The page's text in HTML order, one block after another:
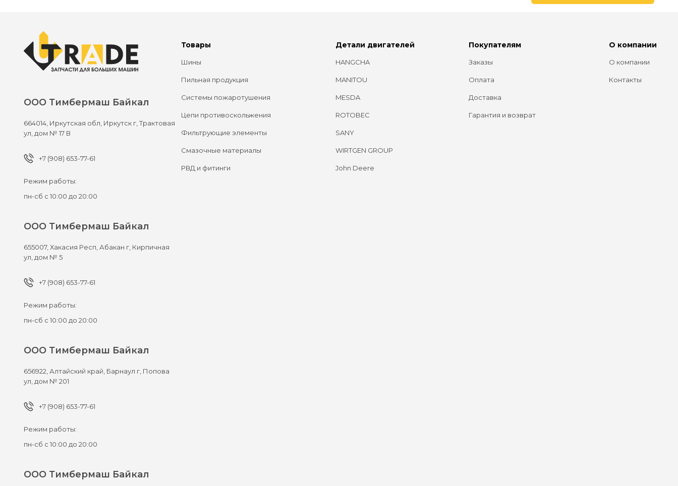
ООО Тимбермаш Байкал
664014, Иркутская обл, Иркутск г,Трактовая
ул, дом № 17 В
+7 (908) 653-77-61
Режим работы:
пн-сб с 10:00 до 20:00
ООО Тимбермаш Байкал
655007,Хакасия Респ, Абакан г, Кирпичная
ул, дом № 5
+7 (908) 653-77-61
Режим работы:
пн-сб с 10:00 до 20:00
ООО Тимбермаш Байкал
656922, Алтайский край, Барнаул г, Попова
ул, дом № 201
+7 (908) 653-77-61
Режим работы:
пн-сб с 10:00 до 20:00
ООО Тимбермаш Байкал
Товары
Шины
Пильная продукция
Системы пожаротушения
Цепи противоскольжения
Фильтрующие элементы
Смазочные материалы
РВД и фитинги
Детали двигателей
HANGCHA
MANITOU
MESDA
ROTOBEC
SANY
WIRTGEN GROUP
John Deere
Покупателям
Заказы
Оплата
Доставка
Гарантия и возврат
О компании
О компании
Контакты